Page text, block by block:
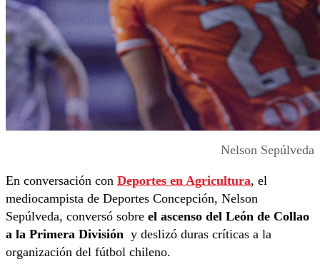
Nelson Sepúlveda
En conversación con Deportes en Agricultura, el
mediocampista de Deportes Concepción, Nelson
Sepúlveda, conversó sobre el ascenso del León de Collao
a la Primera División y deslizó duras críticas a la
organización del fútbol chileno.